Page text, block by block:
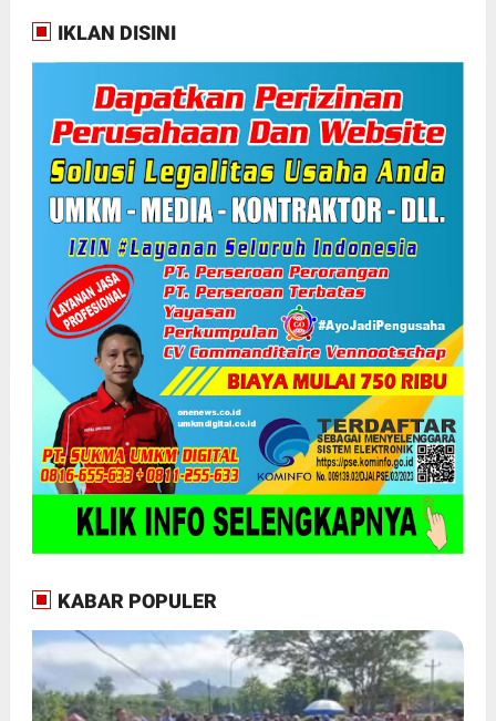
IKLAN DISINI
KABAR POPULER